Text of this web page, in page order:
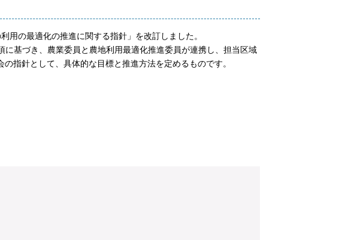
の最適化の推進に関する指針」を改訂しました。
基づき、農業委員と農地利用最適化推進委員が連携し、担当区域
指針として、具体的な目標と推進方法を定めるものです。